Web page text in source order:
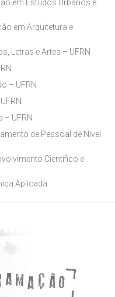
em Estudos Urbanos e
em Arquitetura e
Letras e Artes – UFRN
– UFRN
– UFRN
de Pessoal de Nível
Científico e
Aplicada